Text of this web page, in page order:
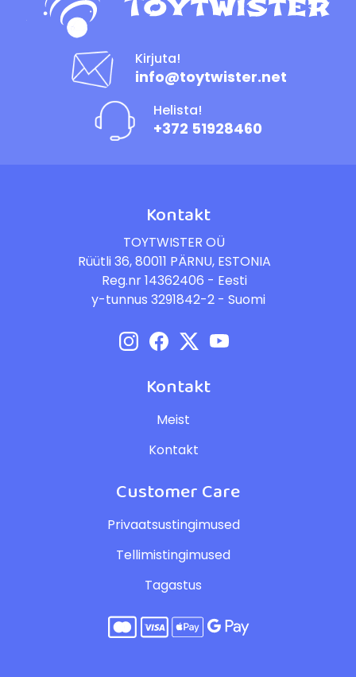
Kirjuta!
info@toytwister.net
Helista!
+372 51928460
Kontakt
TOYTWISTER OÜ
Rüütli 36, 80011 PÄRNU, ESTONIA
Reg.nr 14362406 - Eesti
y-tunnus 3291842-2 - Suomi
Kontakt
Meist
Kontakt
Customer Care
Privaatsustingimused
Tellimistingimused
Tagastus